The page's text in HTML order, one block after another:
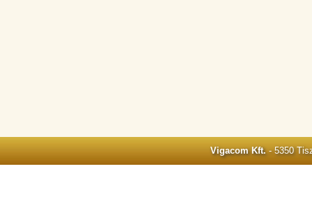
Vigacom Kft.- 5350